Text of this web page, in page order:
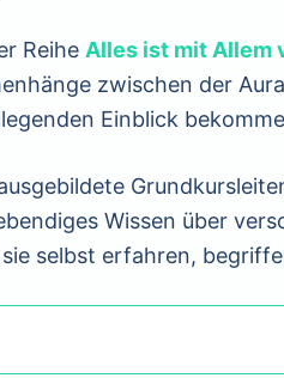
Reihe Alles ist mit Allem
zwischen der
Einblick
Wissen über
selbst erfahren,